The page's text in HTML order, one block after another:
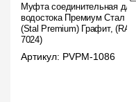
Муфта соединительная для
водостока Премиум Стал
(Stal Premium) Графит, (RAL
7024)
Артикул: PVPM-1086